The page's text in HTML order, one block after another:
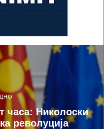
часа: Николоски
револуција